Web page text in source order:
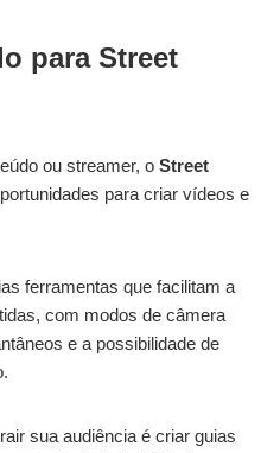
para Street
ou streamer, o Street
para criar vídeos e
ferramentas que facilitam a
com modos de câmera
e a possibilidade de
sua audiência é criar guias